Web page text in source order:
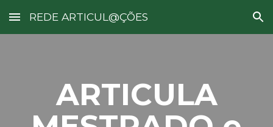
Skip to main content Skip to navigation
REDE ARTICUL@ÇÕES
ARTICULA